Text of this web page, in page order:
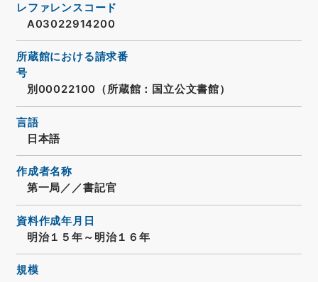
レファレンスコード
A03022914200
所蔵館における請求番
号
別00022100（所蔵館：国立公文書館）
言語
日本語
作成者名称
第一局／／書記官
資料作成年月日
明治１５年～明治１６年
規模